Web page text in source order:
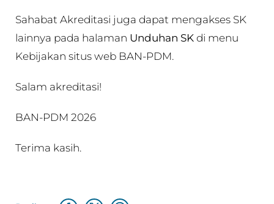
Sahabat Akreditasi juga dapat mengakses SK
lainnya pada halaman Unduhan SK di menu
Kebijakan situs web BAN-PDM.
Salam akreditasi!
BAN-PDM 2026
Terima kasih.